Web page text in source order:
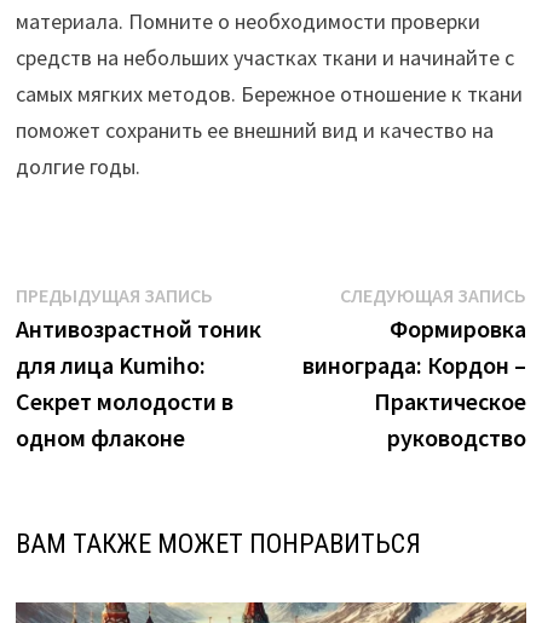
материала. Помните о необходимости проверки
средств на небольших участках ткани и начинайте с
самых мягких методов. Бережное отношение к ткани
поможет сохранить ее внешний вид и качество на
долгие годы.
Навигация
по
записям
ПРЕДЫДУЩАЯ ЗАПИСЬПредыдущая
запись:
Антивозрастной тоник
для лица Kumiho:
Секрет молодости в
одном флаконе
СЛЕДУЮЩАЯ ЗАПИСЬ
Формировка
винограда: Кордон –
Практическое
руководство
ВАМ ТАКЖЕ МОЖЕТ ПОНРАВИТЬСЯ